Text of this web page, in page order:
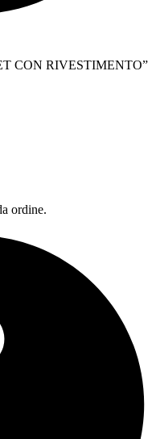
CON RIVESTIMENTO”
ordine.